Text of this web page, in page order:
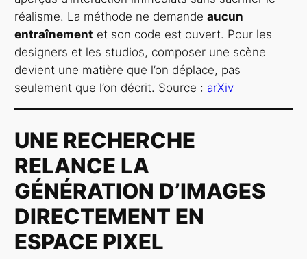
réalisme. La méthode ne demandeaucun
entraînement et son code est ouvert. Pour les
designers et les studios, composer une scène
devient une matière que l’on déplace, pas
seulement que l’on décrit. Source : arXiv
UNE RECHERCHE
RELANCE LA
GÉNÉRATION D’IMAGES
DIRECTEMENT EN
ESPACE PIXEL